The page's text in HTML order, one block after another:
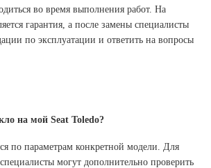
во время выполнения работ. На
гарантия, а после замены специалисты
по эксплуатации и ответить на вопросы
на мой Seat Toledo?
по параметрам конкретной модели. Для
могут дополнительно проверить